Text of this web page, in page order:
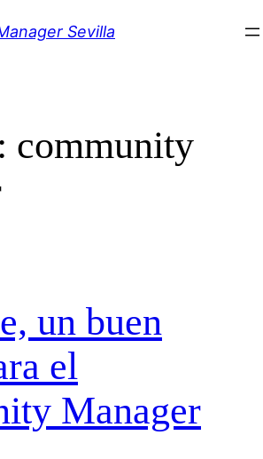
Sevilla
community
un buen
el
Manager